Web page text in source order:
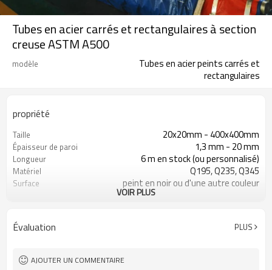
Tubes en acier carrés et rectangulaires à section
creuse ASTM A500
modèle
Tubes en acier peints carrés et
rectangulaires
propriété
Taille 20x20mm - 400x400mm
Épaisseur de paroi 1,3 mm - 20 mm
Longueur 6 m en stock (ou personnalisé)
Matériel Q195, Q235, Q345
Surface peint en noir ou d'une autre couleur
en paquets avec emballage PVC
Standard
Lignes de production 10
Application
VOIR PLUS
Évaluation PLUS
AJOUTER UN COMMENTAIRE